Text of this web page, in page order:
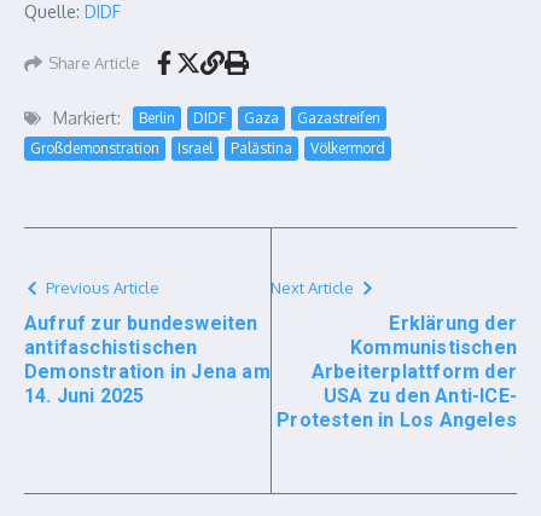
Quelle: DIDF
Share Article
Markiert: Berlin DIDF Gaza
Gazastreifen
Großdemonstration
Israel Palästina Völkermord
Previous Article
Aufruf zur bundesweiten
antifaschistischen
Demonstration in Jena am
14. Juni 2025
Next Article
Erklärung der
Kommunistischen
Arbeiterplattform der
USA zu den Anti-ICE-
Protesten in Los Angeles